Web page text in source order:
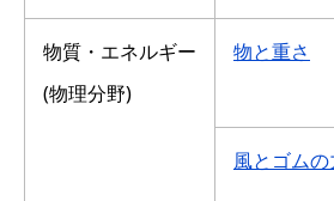
物質・エネルギー
(物理分野)
物と重さ
風とゴムの